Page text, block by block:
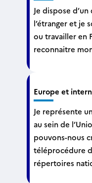
Je dispose
l’étranger et je
ou travailler en
reconnaitre
Europe et
Je représente
au sein de
pouvons-nous
téléprocédure
répertoires